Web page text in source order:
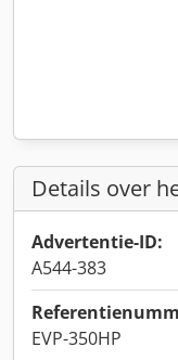
Details over
Advertentie-ID:
A544-383
EVP-350HP